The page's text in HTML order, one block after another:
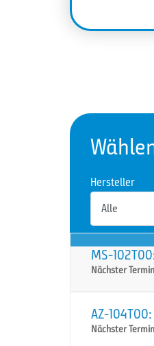
Hersteller
MS-
Nächster
AZ-
Nächster